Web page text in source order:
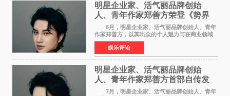
明星企业家、活气丽品牌创始
人、青年作家郑善方荣登《势界
POWERCIRCLES》6月刊
6月，明星企业家、活气丽品牌创始人、青年
作家郑善方，以其出众的个人魅力与在商业领域
的卓越建树，成功登上《势界
POWERCIRCLES》，展现了他在时尚与商业领
域的双重影响力。 明星企业家、青
娱乐评论
明星企业家、活气丽品牌创始
人、青年作家郑善方首部自传发
布， 书写跨界创业者的成长答卷
7月，明星企业家、活气丽品牌创始人、青年